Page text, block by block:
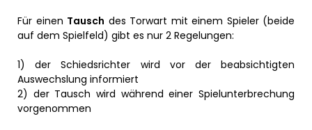
Für einen Tausch des Torwart mit einem Spieler (beide
auf dem Spielfeld) gibt es nur 2 Regelungen:
1) der Schiedsrichter wird vor der beabsichtigten
Auswechslung informiert
2) der Tausch wird während einer Spielunterbrechung
vorgenommen